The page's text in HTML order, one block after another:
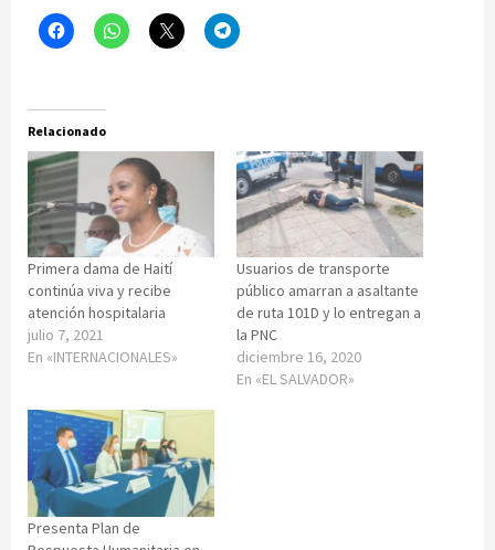
Relacionado
Primera dama de Haití
continúa viva y recibe
atención hospitalaria
julio 7, 2021
En «INTERNACIONALES»
Usuarios de transporte
público amarran a asaltante
de ruta 101D y lo entregan a
la PNC
diciembre 16, 2020
En «EL SALVADOR»
Presenta Plan de